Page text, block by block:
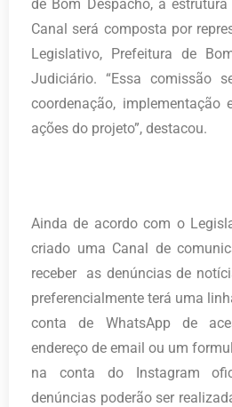
de Bom Despacho, a
Canal será composta por
Legislativo, Prefeitura de
Judiciário. “Essa comissão
coordenação, implementação
ações do projeto”, destacou.
Ainda de acordo com o
criado uma Canal de
receber as denúncias de
preferencialmente terá uma
conta de WhatsApp de
endereço de email ou um
na conta do Instagram
denúncias poderão ser